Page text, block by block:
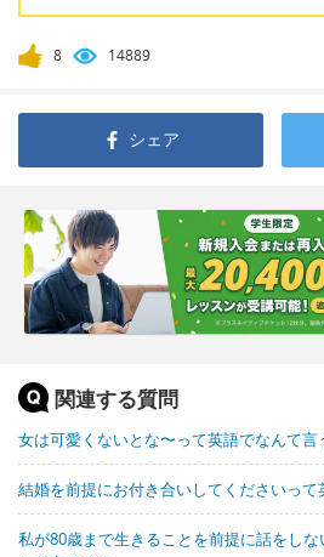
8 14889
シェア
関連する質問
女は可愛くないとな〜って英語でなんて言
結婚を前提にお付き合いしてくださいって
私が80歳まで生きることを前提に話をし